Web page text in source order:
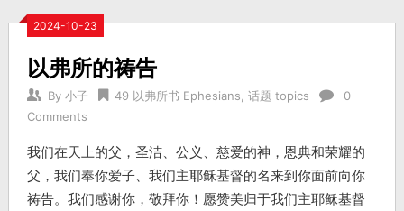
2024-10-23
以弗所的祷告
By 小子 49 以弗所书 Ephesians 话题 topics
0
Comments
我们在天上的父，圣洁、公义、慈爱的神，恩典和荣耀的
父，我们奉你爱子、我们主耶稣基督的名来到你面前向你
祷告。我们感谢你，敬拜你！愿赞美归于我们主耶稣基督